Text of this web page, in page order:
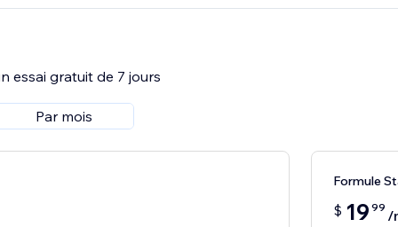
essai gratuit de 7 jours
Par mois
Formule
$ 19 99 /